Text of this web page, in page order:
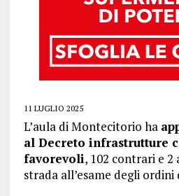
11 LUGLIO 2025
L’aula di Montecitorio ha
al Decreto infrastrutture
favorevoli, 102 contrari e
strada all’esame degli